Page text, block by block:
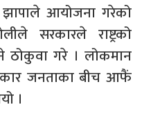
झापाले आयोजना गरेको
सरकारले राष्ट्रको
ठोकुवा गरे । लोकमान
जनताका बीच आफैं
।